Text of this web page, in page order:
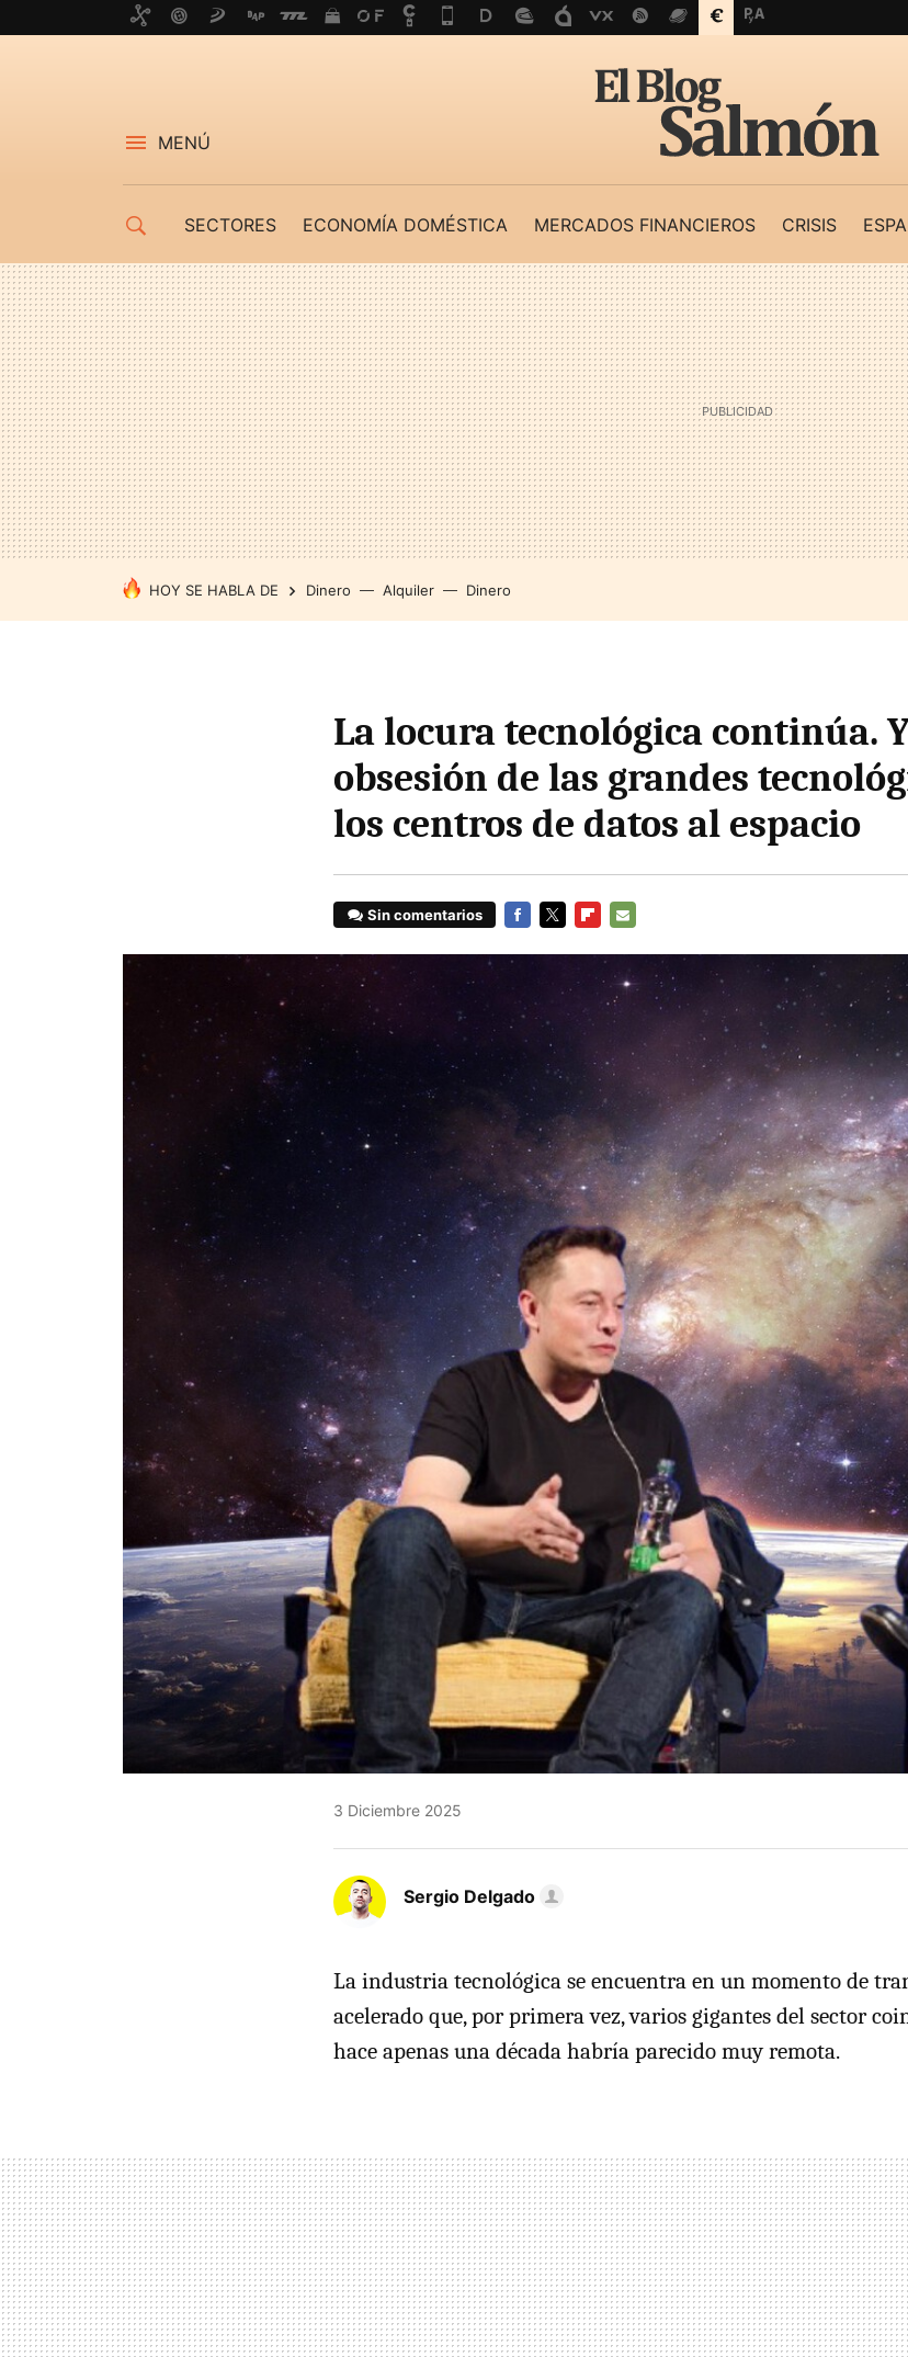
MENÚ
SECTORES ECONOMÍA DOMÉSTICA MERCADOS FINANCIEROS CRISIS
HOY SE HABLA DE Dinero Alquiler Dinero
La locura tecnológica continúa.
obsesión de las grandes
los centros de datos al espacio
Sin comentarios
3 Diciembre 2025
Sergio Delgado
La industria tecnológica se encuentra en un momento de
acelerado que, por primera vez, varios gigantes del sector
hace apenas una década habría parecido muy remota.